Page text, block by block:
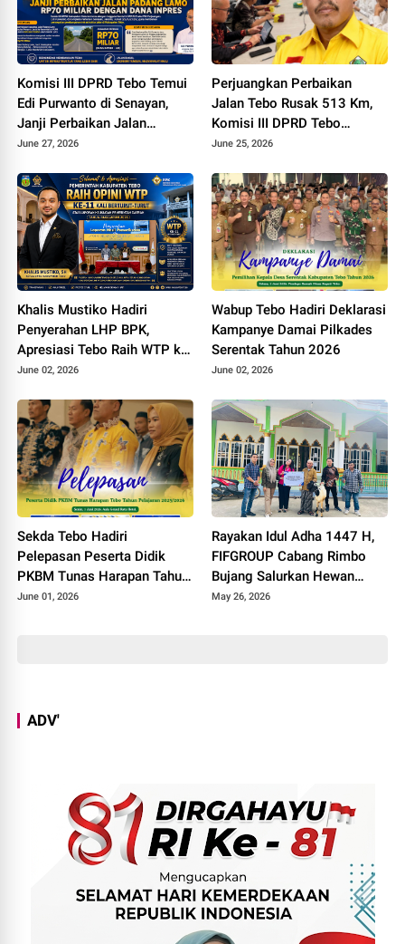
Komisi III DPRD Tebo Temui
Edi Purwanto di Senayan,
Janji Perbaikan Jalan
Padang lamo Rp70 Miliar
June 27, 2026
Perjuangkan Perbaikan
Jalan Tebo Rusak 513 Km,
Komisi III DPRD Tebo
Datangi Kemen PU
June 25, 2026
Khalis Mustiko Hadiri
Penyerahan LHP BPK,
Apresiasi Tebo Raih WTP ke
11
June 02, 2026
Wabup Tebo Hadiri Deklarasi
Kampanye Damai Pilkades
Serentak Tahun 2026
June 02, 2026
Sekda Tebo Hadiri
Pelepasan Peserta Didik
PKBM Tunas Harapan Tahun
Pelajaran 2025 - 2026
June 01, 2026
Rayakan Idul Adha 1447 H,
FIFGROUP Cabang Rimbo
Bujang Salurkan Hewan
Kurban di Masjid Jami Al-
May 26, 2026
ADV'